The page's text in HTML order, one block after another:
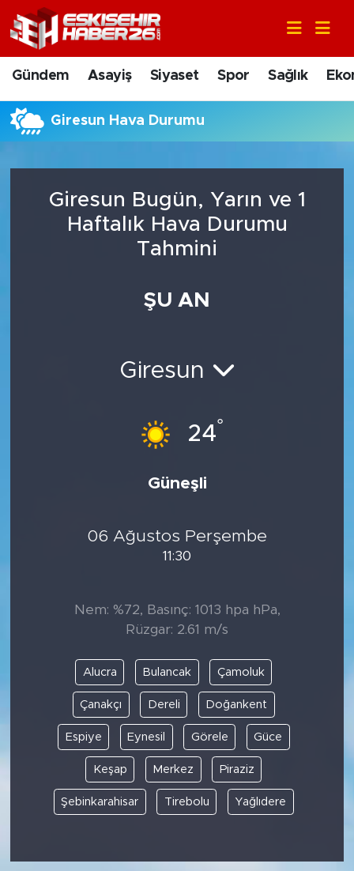
Gündem Asayiş Siyaset Spor Sağlık
Giresun Hava Durumu
Giresun Bugün, Yarın ve 1
Haftalık Hava Durumu
Tahmini
ŞU AN
Giresun
24°
Güneşli
06 Ağustos Perşembe
11:30
Nem: %72, Basınç: 1013 hpa hPa,
Rüzgar: 2.61 m/s
Alucra Bulancak Çamoluk
Çanakçı Dereli Doğankent
Espiye Eynesil Görele Güce
Keşap Merkez Piraziz
Şebinkarahisar Tirebolu Yağlıdere
Gündem
Asayiş
Siyaset
Sağlık
Sektör
Nöbetçi Eczaneler
Hava Durumu
Trafik Durumu
Tüm Manşetler